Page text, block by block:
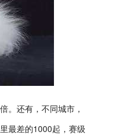
还有，不同城市，
最差的1000起，赛级